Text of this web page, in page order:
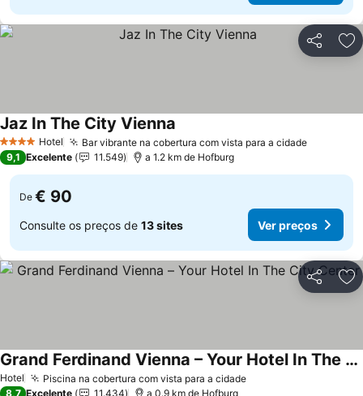
Partilhar
4 EstrelasHotel Bar vibrante na cobertura com vista para a cidade
Jaz In The City Vienna
9,1 Excelente 11.549 a 1.2 km de Hofburg
De € 90
Consulte os preços de 13 sites Ver preços
Partilhar
Hotel Piscina na cobertura com vista para a cidade
Grand Ferdinand Vienna – Your Hotel In The City Center
8,7 Excelente 11.434 a 0.9 km de Hofburg